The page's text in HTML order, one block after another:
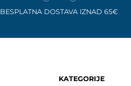
BESPLATNA DOSTAVA IZNAD 65€
KATEGORIJE